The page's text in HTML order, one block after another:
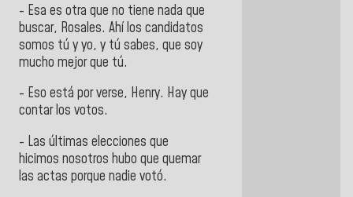
- Esa es otra que no tiene nada que
buscar, Rosales. Ahí los candidatos
somos tú y yo, y tú sabes, que soy
mucho mejor que tú.
- Eso está por verse, Henry. Hay que
contar los votos.
- Las últimas elecciones que
hicimos nosotros hubo que quemar
las actas porque nadie votó.